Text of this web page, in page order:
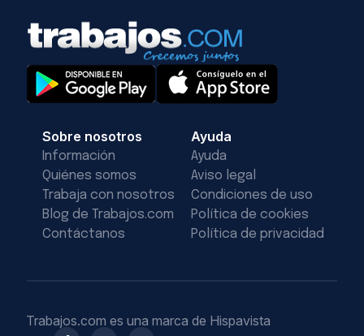
Sobre nosotros
Información
Quiénes somos
Trabaja con nosotros
Blog de Trabajos.com
Contáctanos
Ayuda
Ayuda
Aviso legal
Condiciones de uso
Política de cookies
Política de privacidad
Trabajos.com es una marca de Hispavista